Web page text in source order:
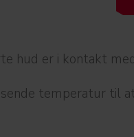
hud er i kontakt
temperatur til